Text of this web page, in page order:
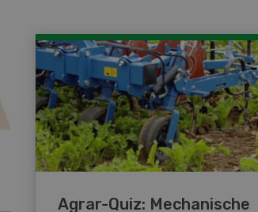
Agrar-Quiz: Mechanische